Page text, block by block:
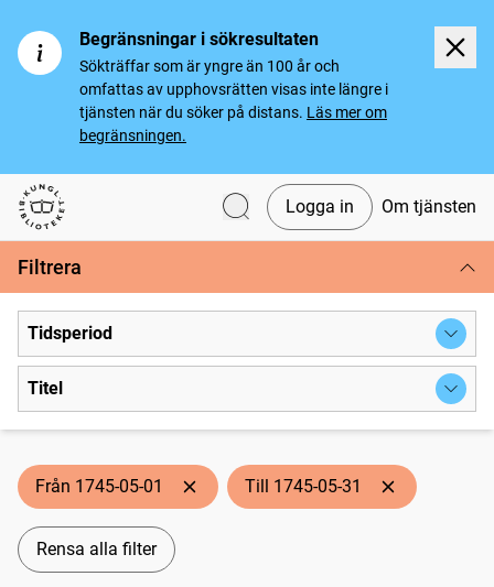
Begränsningar i sökresultaten
Sökträffar som är yngre än 100 år och
omfattas av upphovsrätten visas inte längre i
tjänsten när du söker på distans. Läs mer om
begränsningen.
Svenska tidningar
Logga in Om tjänsten
Filtrera
Tidsperiod
Titel
Från 1745-05-01 Till 1745-05-31
Rensa alla filter